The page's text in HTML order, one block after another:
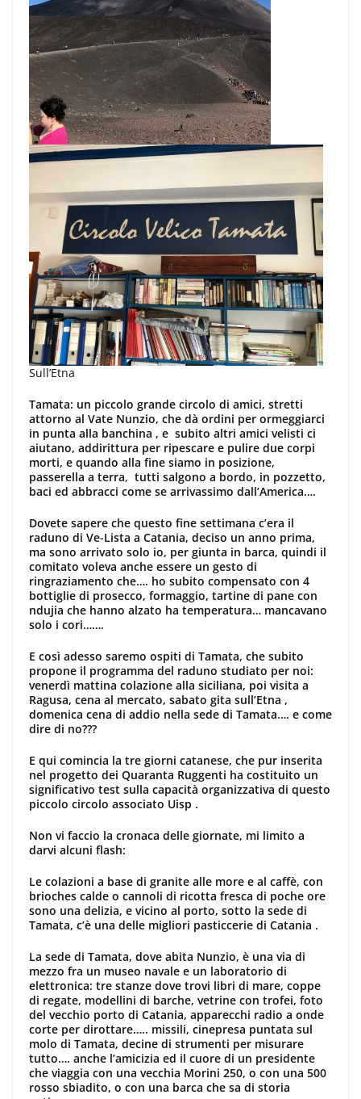
Sull’Etna
Tamata: un piccolo grande circolo di amici, stretti
attorno al Vate Nunzio, che dà ordini per ormeggiarci
in punta alla banchina , e subito altri amici velisti ci
aiutano, addirittura per ripescare e pulire due corpi
morti, e quando alla fine siamo in posizione,
passerella a terra, tutti salgono a bordo, in pozzetto,
baci ed abbracci come se arrivassimo dall’America….
Dovete sapere che questo fine settimana c’era il
raduno di Ve-Lista a Catania, deciso un anno prima,
ma sono arrivato solo io, per giunta in barca, quindi il
comitato voleva anche essere un gesto di
ringraziamento che…. ho subito compensato con 4
bottiglie di prosecco, formaggio, tartine di pane con
ndujia che hanno alzato ha temperatura… mancavano
solo i cori…….
E così adesso saremo ospiti di Tamata, che subito
propone il programma del raduno studiato per noi:
venerdì mattina colazione alla siciliana, poi visita a
Ragusa, cena al mercato, sabato gita sull’Etna ,
domenica cena di addio nella sede di Tamata…. e come
dire di no???
E qui comincia la tre giorni catanese, che pur inserita
nel progetto dei Quaranta Ruggenti ha costituito un
significativo test sulla capacità organizzativa di questo
piccolo circolo associato Uisp .
Non vi faccio la cronaca delle giornate, mi limito a
darvi alcuni flash:
Le colazioni a base di granite alle more e al caffè, con
brioches calde o cannoli di ricotta fresca di poche ore
sono una delizia, e vicino al porto, sotto la sede di
Tamata, c’è una delle migliori pasticcerie di Catania .
La sede di Tamata, dove abita Nunzio, è una via di
mezzo fra un museo navale e un laboratorio di
elettronica: tre stanze dove trovi libri di mare, coppe
di regate, modellini di barche, vetrine con trofei, foto
del vecchio porto di Catania, apparecchi radio a onde
corte per dirottare….. missili, cinepresa puntata sul
molo di Tamata, decine di strumenti per misurare
tutto…. anche l’amicizia ed il cuore di un presidente
che viaggia con una vecchia Morini 250, o con una 500
rosso sbiadito, o con una barca che sa di storia